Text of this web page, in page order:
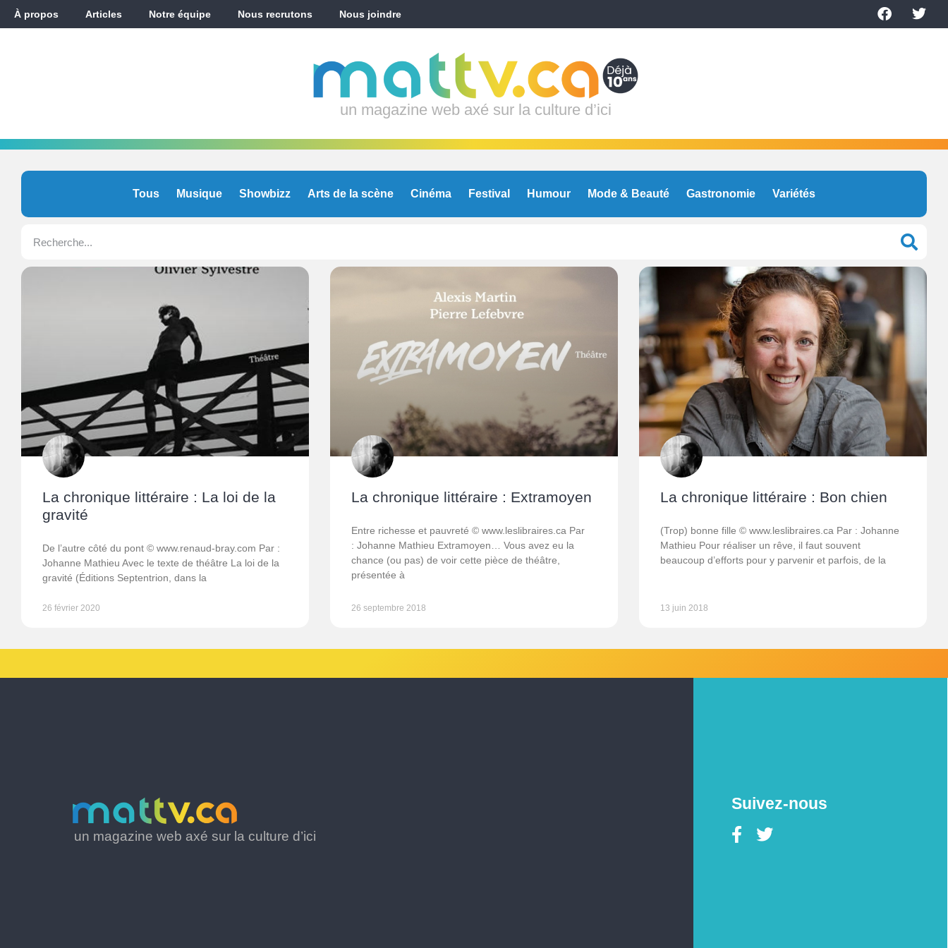
À propos Articles Notre équipe Nous recrutons Nous joindre
un magazine web axé sur la culture d’ici
Tous Musique Showbizz Arts de la scène Cinéma Festival Humour Mode & Beauté Gastronomie Variétés
La chronique littéraire : La loi de la
gravité
De l’autre côté du pont © www.renaud-bray.com Par :
Johanne Mathieu Avec le texte de théâtre La loi de la
gravité (Éditions Septentrion, dans la
26 février 2020
La chronique littéraire : Extramoyen
Entre richesse et pauvreté © www.leslibraires.ca Par
: Johanne Mathieu Extramoyen… Vous avez eu la
chance (ou pas) de voir cette pièce de théâtre,
présentée à
26 septembre 2018
La chronique littéraire : Bon chien
(Trop) bonne fille © www.leslibraires.ca Par : Johanne
Mathieu Pour réaliser un rêve, il faut souvent
beaucoup d’efforts pour y parvenir et parfois, de la
13 juin 2018
un magazine web axé sur la culture d’ici
Suivez-nous